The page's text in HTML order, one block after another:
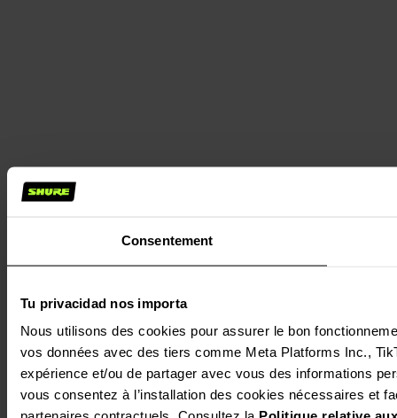
Consentement
Tu privacidad nos importa
Nous utilisons des cookies pour assurer le bon
vos données avec des tiers comme Meta Platforms Inc.,
expérience et/ou de partager avec vous des informations
vous consentez à l’installation des cookies nécessaires et